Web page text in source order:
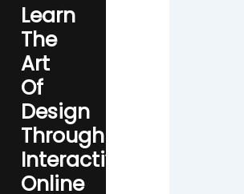
Learn
The
Art
Of
Design
Through
Interactive
Online